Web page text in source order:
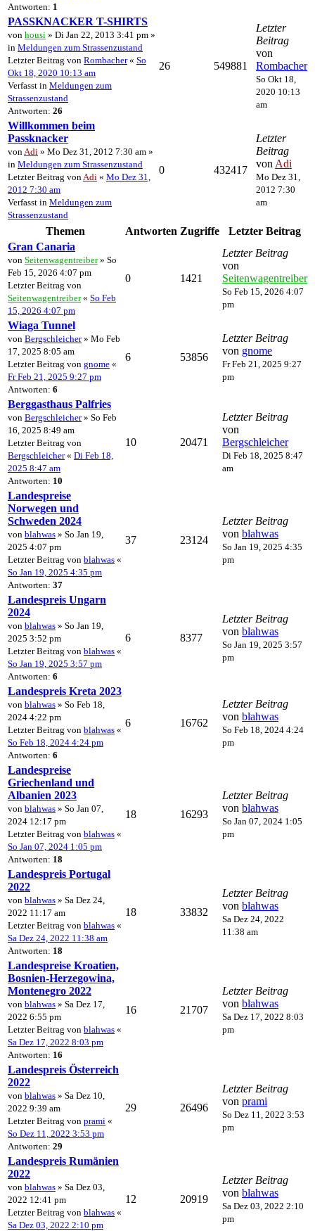
Antworten: 1
PASSKNACKER T-SHIRTS
von housi » Di Jan 22, 2013 3:41 pm »
in Meldungen zum Strassenzustand
Letzter Beitrag von Rombacher« So
Okt 18, 2020 10:13 am
Verfasst in Meldungen zum
Strassenzustand
Antworten: 26
26 549881
Letzter
Beitrag
von
Rombacher
So Okt 18,
2020 10:13
am
Willkommen beim
Passknacker
von Adi » Mo Dez 31, 2012 7:30 am »
in Meldungen zum Strassenzustand
Letzter Beitrag von Adi « Mo Dez 31,
2012 7:30 am
Verfasst in Meldungen zum
Strassenzustand
0 432417
Letzter
Beitrag
von Adi
Mo Dez 31,
2012 7:30
am
Themen Antworten Zugriffe
Letzter Beitrag
Gran Canaria
von Seitenwagentreiber» So
Feb 15, 2026 4:07 pm
Letzter Beitrag von
Seitenwagentreiber« So Feb
15, 2026 4:07 pm
0 1421
Letzter Beitrag
von
Seitenwagentreiber
So Feb 15, 2026 4:07
pm
Wiaga Tunnel
von Bergschleicher» Mo Feb
17, 2025 8:05 am
Letzter Beitrag von gnome «
Fr Feb 21, 2025 9:27 pm
Antworten: 6
6 53856
Letzter Beitrag
von gnome
Fr Feb 21, 2025 9:27
pm
Berggasthaus Palfries
von Bergschleicher» So Feb
16, 2025 8:49 am
Letzter Beitrag von
Bergschleicher« Di Feb 18,
2025 8:47 am
Antworten: 10
10 20471
Letzter Beitrag
von
Bergschleicher
Di Feb 18, 2025 8:47
am
Landespreise
Norwegen und
Schweden 2024
von blahwas » So Jan 19,
2025 4:07 pm
Letzter Beitrag von blahwas «
So Jan 19, 2025 4:35 pm
Antworten: 37
37 23124
Letzter Beitrag
von blahwas
So Jan 19, 2025 4:35
pm
Landespreis Ungarn
2024
von blahwas » So Jan 19,
2025 3:52 pm
Letzter Beitrag von blahwas «
So Jan 19, 2025 3:57 pm
Antworten: 6
6 8377
Letzter Beitrag
von blahwas
So Jan 19, 2025 3:57
pm
Landespreis Kreta 2023
von blahwas » So Feb 18,
2024 4:22 pm
Letzter Beitrag von blahwas «
So Feb 18, 2024 4:24 pm
Antworten: 6
6 16762
Letzter Beitrag
von blahwas
So Feb 18, 2024 4:24
pm
Landespreise
Griechenland und
Albanien 2023
von blahwas » So Jan 07,
2024 12:17 pm
Letzter Beitrag von blahwas «
So Jan 07, 2024 1:05 pm
Antworten: 18
18 16293
Letzter Beitrag
von blahwas
So Jan 07, 2024 1:05
pm
Landespreis Portugal
2022
von blahwas » Sa Dez 24,
2022 11:17 am
Letzter Beitrag von blahwas «
Sa Dez 24, 2022 11:38 am
Antworten: 18
18 33832
Letzter Beitrag
von blahwas
Sa Dez 24, 2022
11:38 am
Landespreise Kroatien,
Bosnien-Herzegowina,
Montenegro 2022
von blahwas » Sa Dez 17,
2022 6:55 pm
Letzter Beitrag von blahwas «
Sa Dez 17, 2022 8:03 pm
Antworten: 16
16 21707
Letzter Beitrag
von blahwas
Sa Dez 17, 2022 8:03
pm
Landespreis Österreich
2022
von blahwas » Sa Dez 10,
2022 9:39 am
Letzter Beitrag von prami «
So Dez 11, 2022 3:53 pm
Antworten: 29
29 26496
Letzter Beitrag
von prami
So Dez 11, 2022 3:53
pm
Landespreis Rumänien
2022
von blahwas » Sa Dez 03,
2022 12:41 pm
Letzter Beitrag von blahwas «
Sa Dez 03, 2022 2:10 pm
12 20919
Letzter Beitrag
von blahwas
Sa Dez 03, 2022 2:10
pm